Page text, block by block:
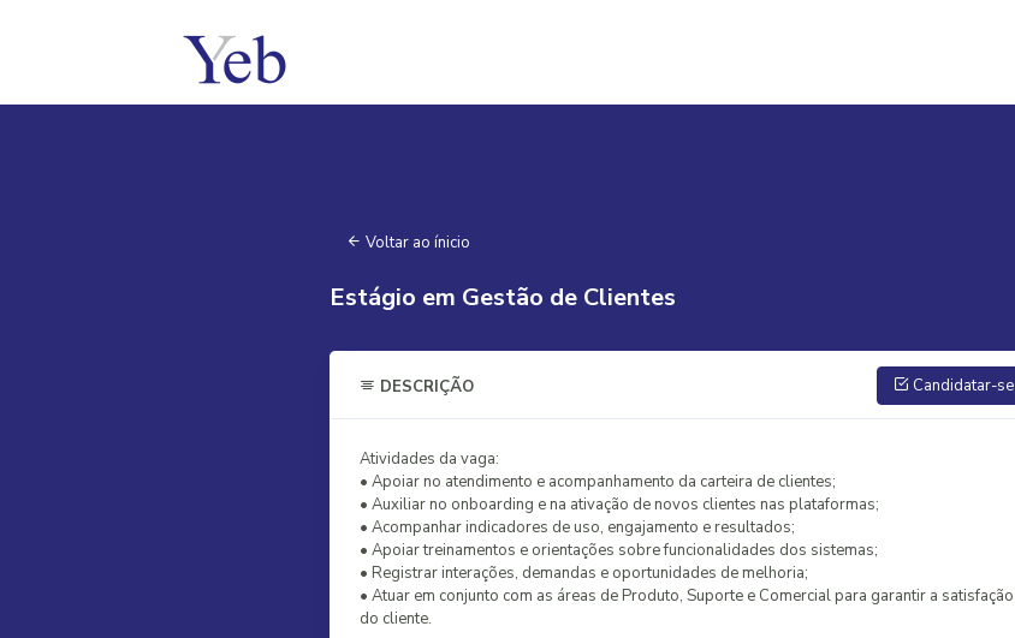
Voltar ao ínicio
Estágio em Gestão de Clientes
DESCRIÇÃO Candidatar-se
Atividades da vaga:
• Apoiar no atendimento e acompanhamento da carteira de clientes;
• Auxiliar no onboarding e na ativação de novos clientes nas plataformas;
• Acompanhar indicadores de uso, engajamento e resultados;
• Apoiar treinamentos e orientações sobre funcionalidades dos sistemas;
• Registrar interações, demandas e oportunidades de melhoria;
• Atuar em conjunto com as áreas de Produto, Suporte e Comercial para garantir a satisfação
do cliente.